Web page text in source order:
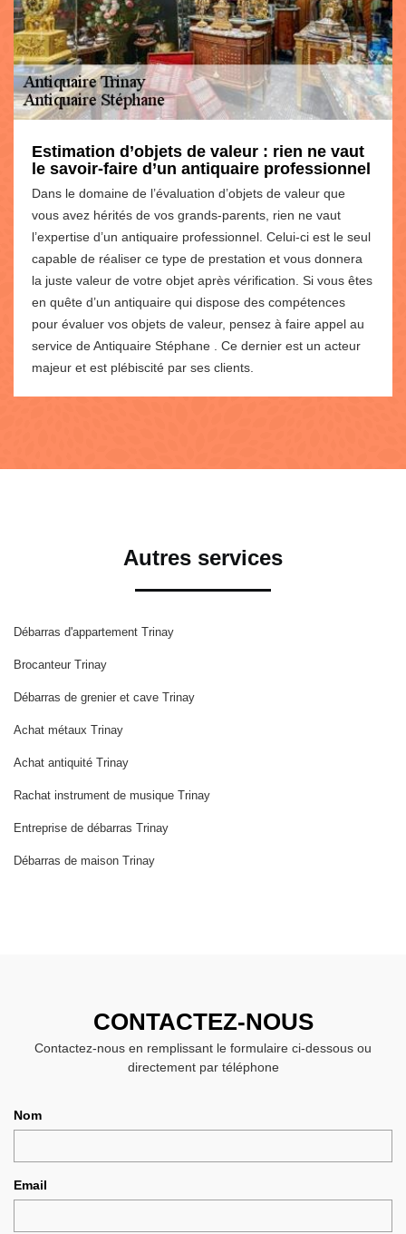
Estimation d’objets de valeur : rien ne vaut
le savoir-faire d’un antiquaire professionnel
Dans le domaine de l’évaluation d’objets de valeur que
vous avez hérités de vos grands-parents, rien ne vaut
l’expertise d’un antiquaire professionnel. Celui-ci est le seul
capable de réaliser ce type de prestation et vous donnera
la juste valeur de votre objet après vérification. Si vous êtes
en quête d’un antiquaire qui dispose des compétences
pour évaluer vos objets de valeur, pensez à faire appel au
service de Antiquaire Stéphane . Ce dernier est un acteur
majeur et est plébiscité par ses clients.
Autres services
Débarras d'appartement Trinay
Brocanteur Trinay
Débarras de grenier et cave Trinay
Achat métaux Trinay
Achat antiquité Trinay
Rachat instrument de musique Trinay
Entreprise de débarras Trinay
Débarras de maison Trinay
CONTACTEZ-NOUS
Contactez-nous en remplissant le formulaire ci-dessous ou
directement par téléphone
Nom
Email